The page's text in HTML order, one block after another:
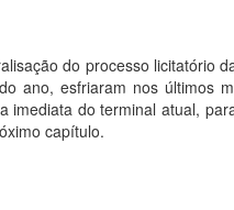
do processo licitatório
ano, esfriaram nos últimos
imediata do terminal atual,
capítulo.